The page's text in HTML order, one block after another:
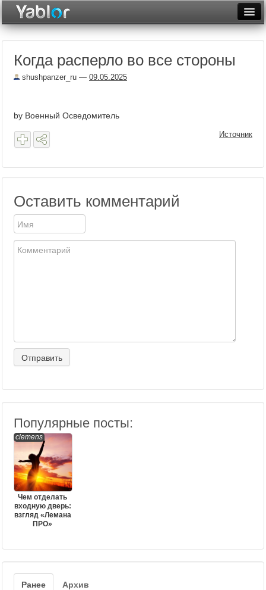
Неделя
Месяц
Видеотоп
Когда расперло во все стороны
shushpanzer_ru — 09.05.2025
by Военный Осведомитель
Источник
Оставить комментарий
Популярные посты:
clemens
Чем отделать
входную дверь:
взгляд «Лемана
ПРО»
Ранее Архив